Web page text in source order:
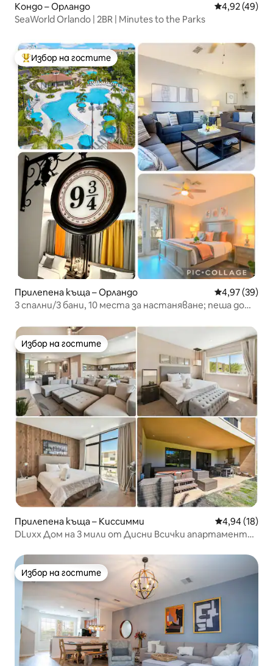
Кондо – Орландо Средна
4,92 (49)
SeaWorld Orlando | 2BR | Minutes to the Parks
Най-популярен избор на гостите
Избор на гостите
Прилепена къща – Орландо Средна
4,97 (39)
3 спални/3 бани, 10 места за настаняване; пеша до
Избор на гостите
Избор на гостите
Прилепена къща – Киссимми Средна
4,94 (18)
DLuxx Дом на 3 мили от Дисни Всички апартаменти
Избор на гостите
Избор на гостите